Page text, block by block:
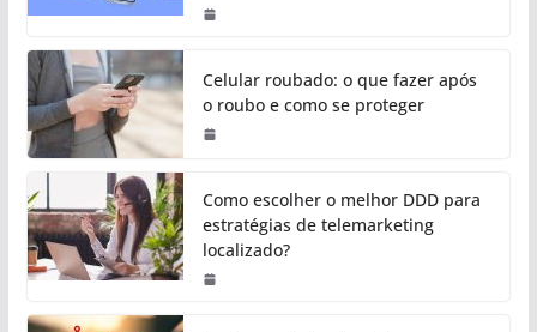
Celular roubado: o que fazer após
o roubo e como se proteger
Como escolher o melhor DDD para
estratégias de telemarketing
localizado?